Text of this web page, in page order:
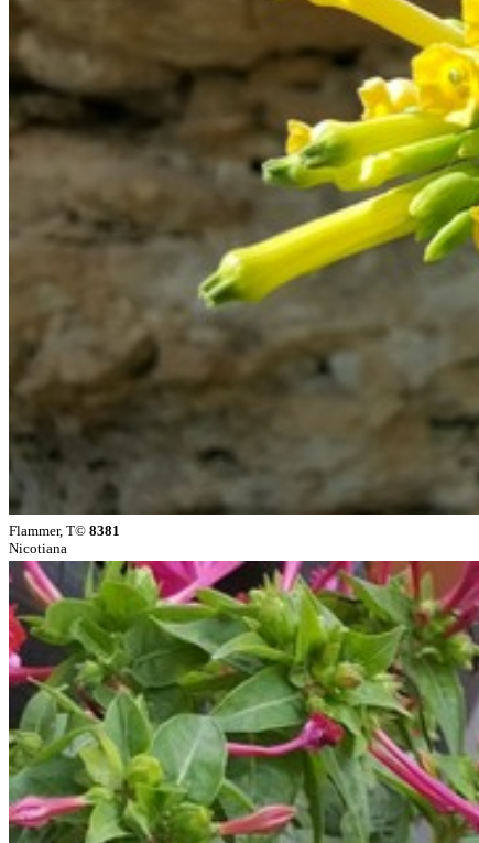
Flammer, T© 8381
Nicotiana